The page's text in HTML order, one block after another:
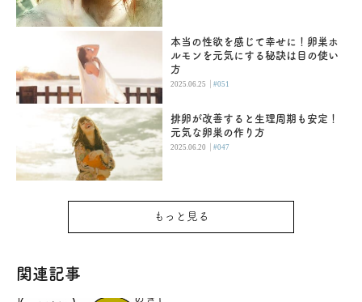
本当の性欲を感じて幸せに！卵巣ホ
ルモンを元気にする秘訣は目の使い
方
2025.06.25 |#051
排卵が改善すると生理周期も安定！
元気な卵巣の作り方
2025.06.20 |#047
もっと見る
関連記事